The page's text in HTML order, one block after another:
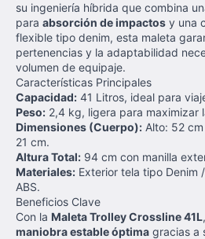
su ingeniería híbrida que combina
para absorción de impactos y una
flexible tipo denim, esta maleta
pertenencias y la adaptabilidad
volumen de equipaje.
Características Principales
Capacidad: 41 Litros, ideal para
Peso: 2,4 kg, ligera para maximizar
Dimensiones (Cuerpo): Alto: 52
21 cm.
Altura Total: 94 cm con manilla
Materiales: Exterior tela tipo Denim
ABS.
Beneficios Clave
Con la Maleta Trolley Crossline 41L
maniobra estable óptima gracias a